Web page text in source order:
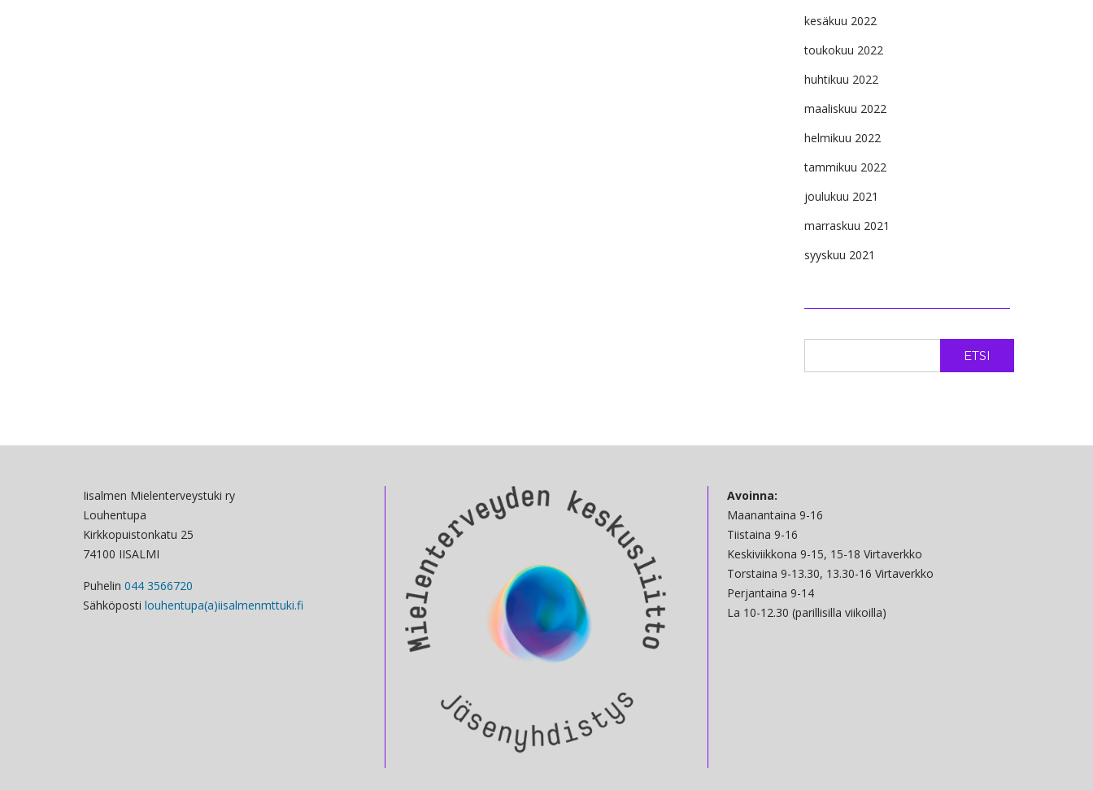
kesäkuu 2022
toukokuu 2022
huhtikuu 2022
maaliskuu 2022
helmikuu 2022
tammikuu 2022
joulukuu 2021
marraskuu 2021
syyskuu 2021
ETSI
Iisalmen Mielenterveystuki ry
Louhentupa
Kirkkopuistonkatu 25
74100 IISALMI
Puhelin 044 3566720
Sähköposti louhentupa(a)iisalmenmttuki.fi
Avoinna:
Maanantaina 9-16
Tiistaina 9-16
Keskiviikkona 9-15, 15-18 Virtaverkko
Torstaina 9-13.30, 13.30-16 Virtaverkko
Perjantaina 9-14
La 10-12.30 (parillisilla viikoilla)